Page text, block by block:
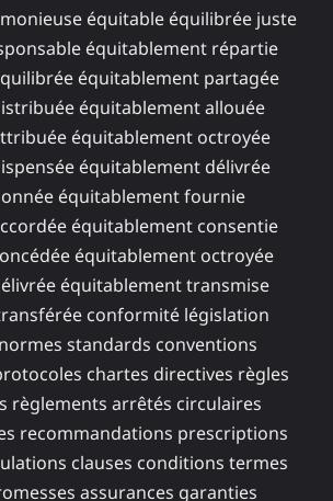
équitable équilibrée juste
équitablement répartie
équitablement partagée
équitablement allouée
équitablement octroyée
équitablement délivrée
équitablement fournie
équitablement consentie
équitablement octroyée
équitablement transmise
conformité législation
standards conventions
chartes directives règles
règlements arrêtés circulaires
recommandations prescriptions
clauses conditions termes
assurances garanties